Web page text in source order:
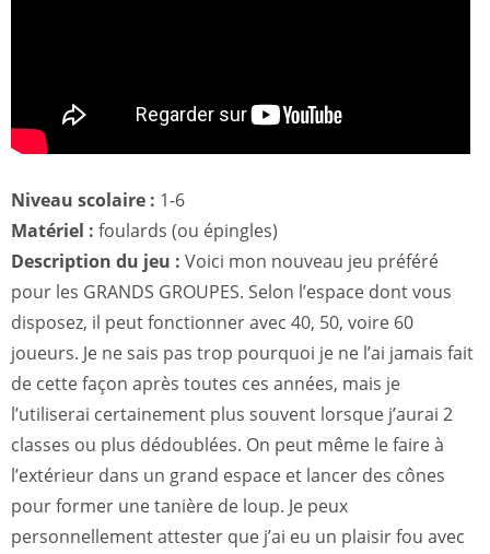
Niveau scolaire : 1-6
Matériel : foulards (ou épingles)
Description du jeu : Voici mon nouveau jeu préféré
pour les GRANDS GROUPES. Selon l’espace dont vous
disposez, il peut fonctionner avec 40, 50, voire 60
joueurs. Je ne sais pas trop pourquoi je ne l’ai jamais fait
de cette façon après toutes ces années, mais je
l’utiliserai certainement plus souvent lorsque j’aurai 2
classes ou plus dédoublées. On peut même le faire à
l’extérieur dans un grand espace et lancer des cônes
pour former une tanière de loup. Je peux
personnellement attester que j’ai eu un plaisir fou avec